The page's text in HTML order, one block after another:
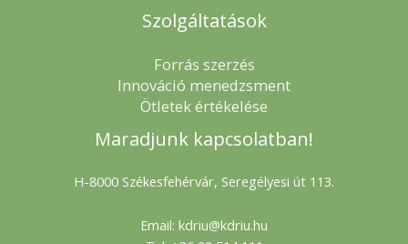
Szolgáltatások
Forrás szerzés
Innováció menedzsment
Ötletek értékelése
Maradjunk kapcsolatban!
H-8000 Székesfehérvár, Seregélyesi út 113.
Email: kdriu@kdriu.hu